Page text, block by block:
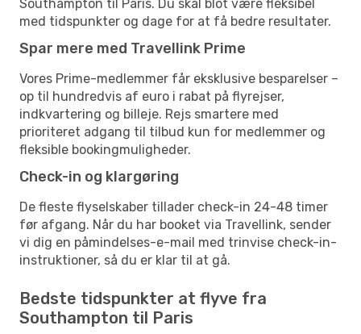
Southampton til Paris. Du skal blot være fleksibel
med tidspunkter og dage for at få bedre resultater.
Spar mere med Travellink Prime
Vores Prime-medlemmer får eksklusive besparelser –
op til hundredvis af euro i rabat på flyrejser,
indkvartering og billeje. Rejs smartere med
prioriteret adgang til tilbud kun for medlemmer og
fleksible bookingmuligheder.
Check-in og klargøring
De fleste flyselskaber tillader check-in 24-48 timer
før afgang. Når du har booket via Travellink, sender
vi dig en påmindelses-e-mail med trinvise check-in-
instruktioner, så du er klar til at gå.
Bedste tidspunkter at flyve fra
Southampton til Paris